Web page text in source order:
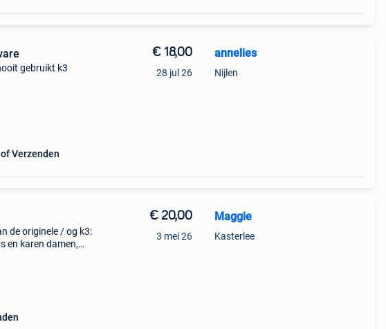
gebruikt k3
Verzenden
€ 18,00
28 jul 26
annelies
Nijlen
de originele / og k3:
en karen damen,
€ 20,00
3 mei 26
Maggie
Kasterlee